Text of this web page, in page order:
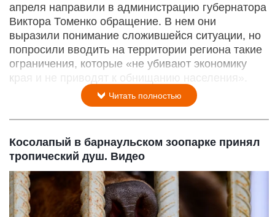
апреля направили в администрацию губернатора
Виктора Томенко обращение. В нем они
выразили понимание сложившейся ситуации, но
попросили вводить на территории региона такие
ограничения, которые «не убивают экономику
края и не приводят к обнищанию населения».
Читать полностью
Косолапый в барнаульском зоопарке принял
тропический душ. Видео